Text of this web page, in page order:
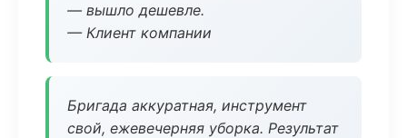
— вышло дешевле.
— Клиент компании
Бригада аккуратная, инструмент
свой, ежевечерняя уборка. Результат